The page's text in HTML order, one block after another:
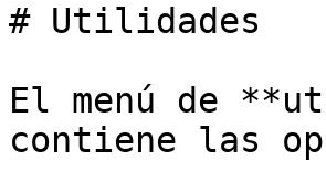
# Utilidades
El menú de
contiene las